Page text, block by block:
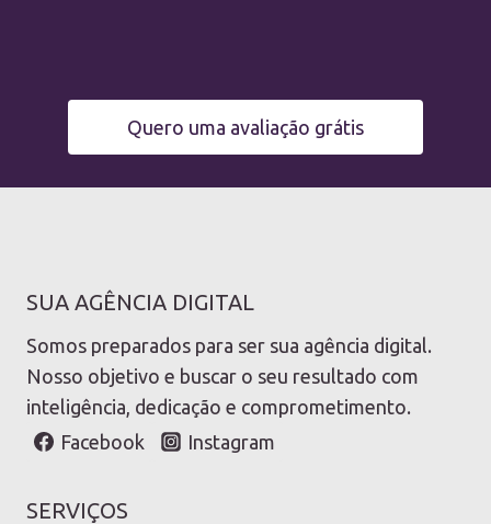
Quero uma avaliação grátis
SUA AGÊNCIA DIGITAL
Somos preparados para ser sua agência digital.
Nosso objetivo e buscar o seu resultado com
inteligência, dedicação e comprometimento.
Facebook
Instagram
SERVIÇOS